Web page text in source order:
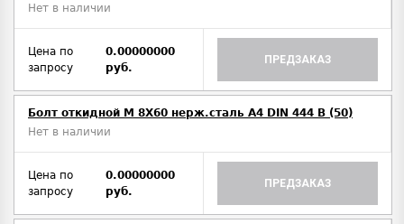
Нет в наличии
Цена по
запросу
0.00000000
руб.
ПРЕДЗАКАЗ
Болт откидной M 8Х60 нерж.сталь A4 DIN 444 B (50)
Нет в наличии
Цена по
запросу
0.00000000
руб.
ПРЕДЗАКАЗ